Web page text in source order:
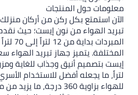
من أركان منزلك بارداً وممتعاً مع جهاز
إيست؛ حيث نقدم لك مجموعة من
المبردات بداية من 12 لتراً إلى 70 لتراً لتلبية المتطلبات
المختلفة. يتميز جهاز تبريد الهواء سعة 30 لتراً من نون
إيست بتصميم أنيق وجذاب للغاية ومزود بخزان مياه سعة 30
للاستخدام الأسري ويتمتع بانحراف
بزاوية 360 درجة، ما يزيد من مساحة التبريد. كما